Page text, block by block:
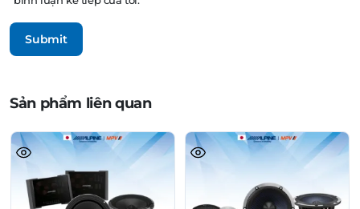
Sản phẩm liên quan